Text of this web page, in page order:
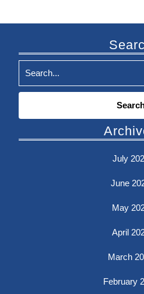
Search
July
June
May
April
March
February